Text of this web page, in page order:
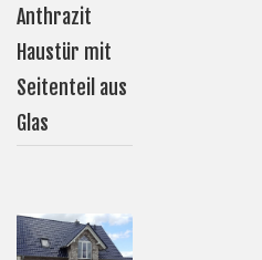
Anthrazit
Haustür mit
Seitenteil aus
Glas